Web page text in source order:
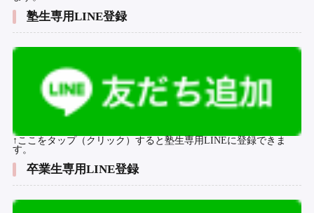
塾生専用LINE登録
↑ここをタップ（クリック）すると塾生専用LINEに登録できま
す。
卒業生専用LINE登録